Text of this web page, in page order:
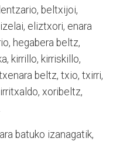
beltxijoi,
eliztxori, enara
hegabera beltz,
kirrillo, kirriskillo,
beltz, txio, txirri,
xoribeltz,
batuko izanagatik,